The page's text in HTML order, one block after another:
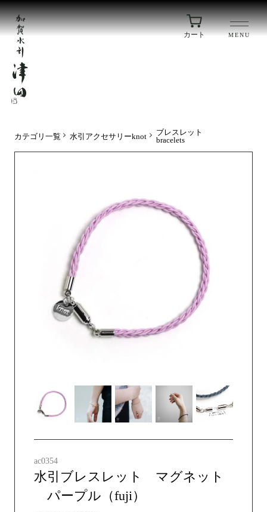
MENU
カート
カテゴリ一覧 水引アクセサリーknot
ブレスレット
bracelets
ac0354
水引ブレスレット マグネット
パープル（fuji）